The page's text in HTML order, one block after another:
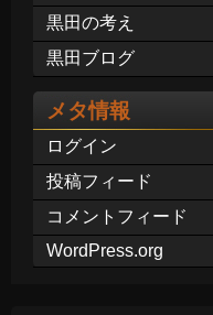
黒田の考え
黒田ブログ
メタ情報
ログイン
投稿フィード
コメントフィード
WordPress.org